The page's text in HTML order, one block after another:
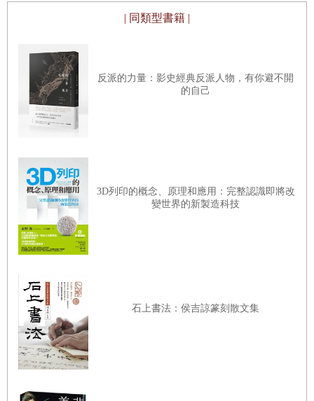
| 同類型書籍 |
反派的力量：影史經典反派人物，有你避不開
的自己
3D列印的概念、原理和應用：完整認識即將改
變世界的新製造科技
石上書法：侯吉諒篆刻散文集